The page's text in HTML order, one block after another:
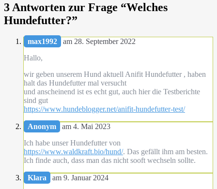
3 Antworten zur Frage “Welches
Hundefutter?”
max1992
am 28. September 2022
Hallo,
wir geben unserem Hund aktuell Anifit Hundefutter , haben
halt das Hundefutter mal versucht
und anscheinend ist es echt gut, auch hier die Testberichte
sind gut
https://www.hundeblogger.net/anifit-hundefutter-test/
Anonym
am 4. Mai 2023
Ich habe unser Hundefutter von
https://www.waldkraft.bio/hund/. Das gefällt ihm am besten.
Ich finde auch, dass man das nicht sooft wechseln sollte.
Klara
am 9. Januar 2024